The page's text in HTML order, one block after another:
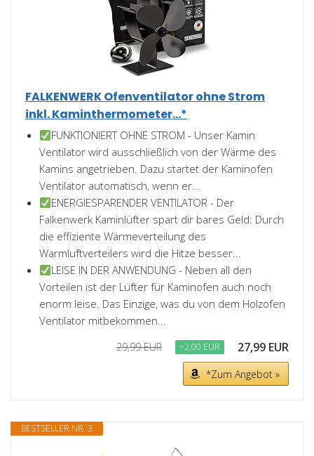
FALKENWERK Ofenventilator ohne Strom
inkl. Kaminthermometer...*
FUNKTIONIERT OHNE STROM - Unser Kamin
Ventilator wird ausschließlich von der Wärme des
Kamins angetrieben. Dazu startet der Kaminofen
Ventilator automatisch, wenn er...
ENERGIESPARENDER VENTILATOR - Der
Falkenwerk Kaminlüfter spart dir bares Geld: Durch
die effiziente Wärmeverteilung des
Warmluftverteilers wird die Hitze besser...
LEISE IN DER ANWENDUNG - Neben all den
Vorteilen ist der Lüfter für Kaminofen auch noch
enorm leise. Das Einzige, was du von dem Holzofen
Ventilator mitbekommen...
29,99 EUR −2,00 EUR 27,99 EUR
*Zum Angebot »
BESTSELLER NR. 3